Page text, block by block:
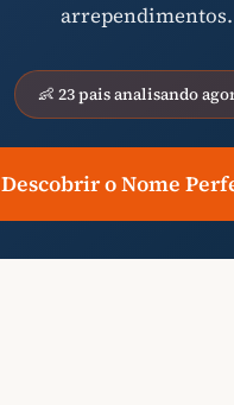
arrependimentos.
👶 23 pais analisando
Descobrir o Nome